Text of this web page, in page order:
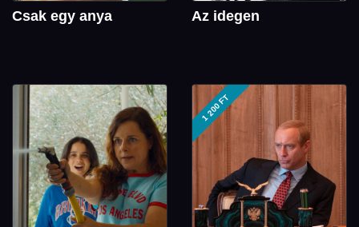
Csak egy anya Az idegen
1 200 FT